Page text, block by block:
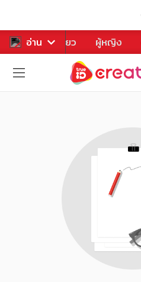
อ่าน
หาร ท่องเที่ยว ผู้หญิง